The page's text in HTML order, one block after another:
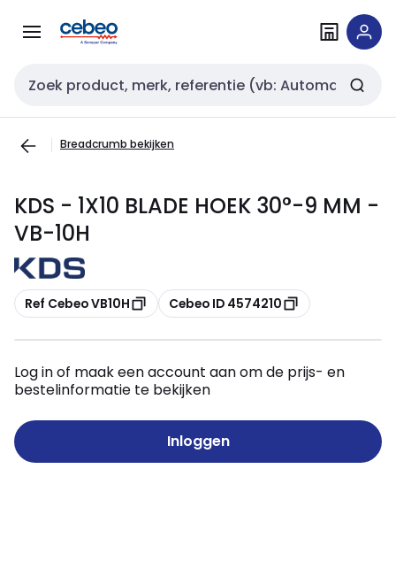
naar
naar
Zoekveld invoer
Breadcrumb bekijken
KDS - 1X10 BLADE HOEK 30°-9 MM -
VB-10H
Kopiëren
Ref Cebeo VB10H Kopiëren
Cebeo ID 4574210
Log in of maak een account aan om de prijs- en
bestelinformatie te bekijken
Inloggen